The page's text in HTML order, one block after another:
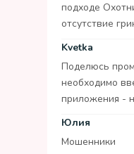
подходе
отсутствие
Kvetka
Поделюсь
необходимо
приложения -
Юлия
Мошенники